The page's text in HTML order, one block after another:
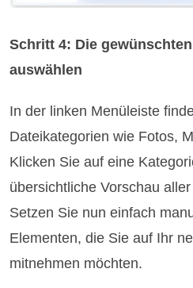
Schritt 4: Die
auswählen
In der linken Menüleiste
Dateikategorien wie Fotos,
Klicken Sie auf eine
übersichtliche Vorschau
Setzen Sie nun einfach
Elementen, die Sie auf Ihr
mitnehmen möchten.